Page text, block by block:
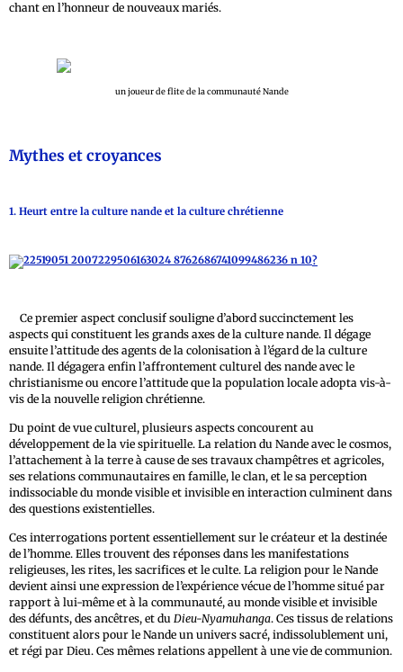
chant en l’honneur de nouveaux mariés.
un joueur de flite de la communauté Nande
Mythes et croyances
1. Heurt entre la culture nande et la culture chrétienne
?
Ce premier aspect conclusif souligne d’abord succinctement les
aspects qui constituent les grands axes de la culture nande. Il dégage
ensuite l’attitude des agents de la colonisation à l’égard de la culture
nande. Il dégagera enfin l’affrontement culturel des nande avec le
christianisme ou encore l’attitude que la population locale adopta vis-à-
vis de la nouvelle religion chrétienne.
Du point de vue culturel, plusieurs aspects concourent au
développement de la vie spirituelle. La relation du Nande avec le cosmos,
l’attachement à la terre à cause de ses travaux champêtres et agricoles,
ses relations communautaires en famille, le clan, et le sa perception
indissociable du monde visible et invisible en interaction culminent dans
des questions existentielles.
Ces interrogations portent essentiellement sur le créateur et la destinée
de l’homme. Elles trouvent des réponses dans les manifestations
religieuses, les rites, les sacrifices et le culte. La religion pour le Nande
devient ainsi une expression de l’expérience vécue de l’homme situé par
rapport à lui-même et à la communauté, au monde visible et invisible
des défunts, des ancêtres, et du Dieu-Nyamuhanga. Ces tissus de relations
constituent alors pour le Nande un univers sacré, indissolublement uni,
et régi par Dieu. Ces mêmes relations appellent à une vie de communion.